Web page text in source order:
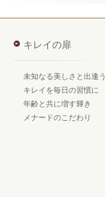
キレイの扉
未知なる美しさと出逢う
キレイを毎日の習慣に
年齢と共に増す輝き
メナードのこだわり